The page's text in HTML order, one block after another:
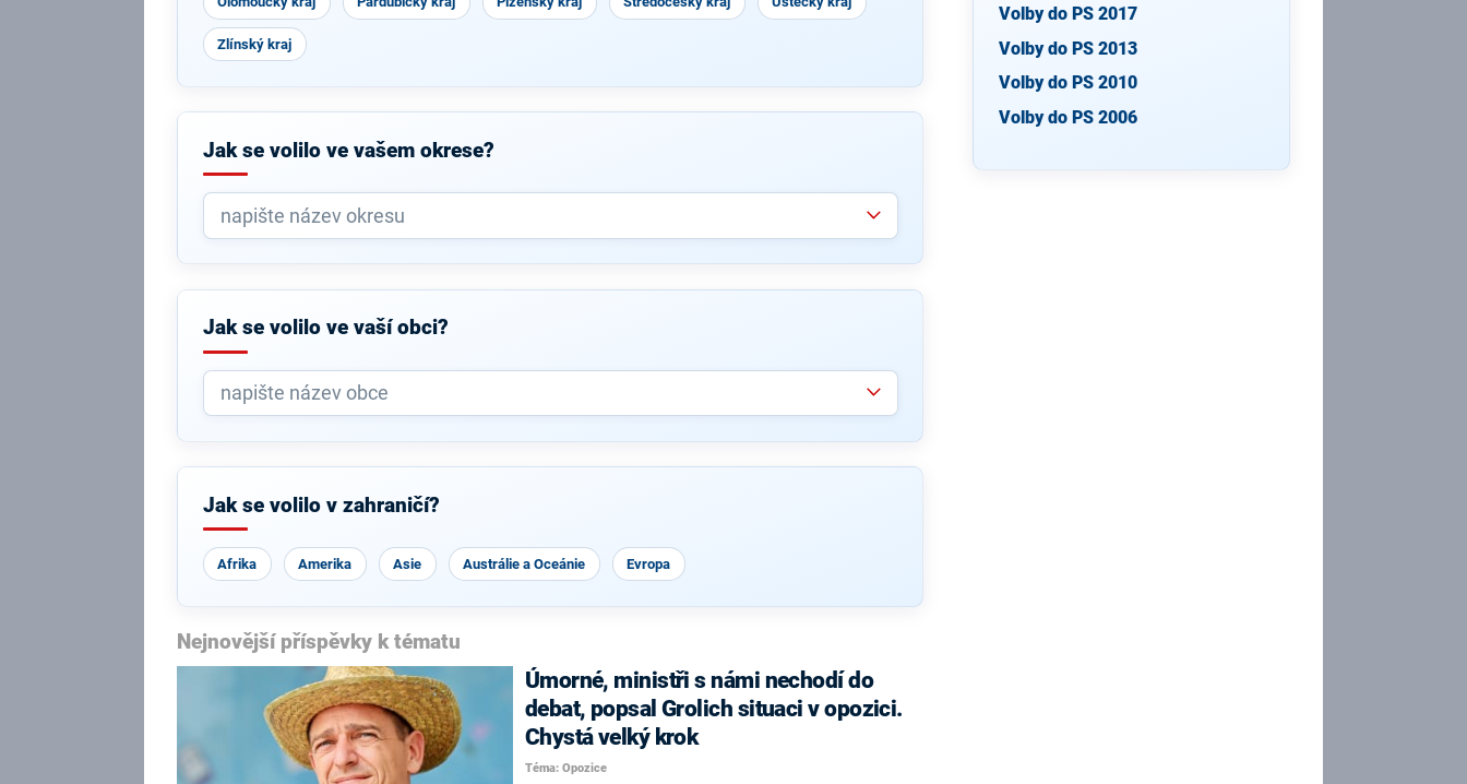
Zlínský kraj
Jak se volilo ve vašem okrese?
Jak se volilo ve vaší obci?
Jak se volilo v zahraničí?
Afrika Amerika Asie Austrálie a Oceánie Evropa
Nejnovější příspěvky k tématu
Úmorné, ministři s námi nechodí do
debat, popsal Grolich situaci v opozici.
Chystá velký krok
Téma: Opozice
Volby do PS 2017
Volby do PS 2013
Volby do PS 2010
Volby do PS 2006